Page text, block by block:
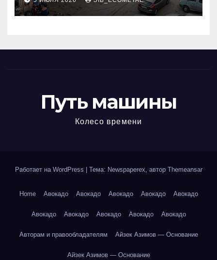
МКАД
Путь машины
Колесо времени
Работает на WordPress Тема: Newspaperex, автор Themeansar
Home Авокадо Авокадо Авокадо Авокадо Авокадо
Авокадо Авокадо Авокадо Авокадо Авокадо
Авторам и правообладателям Айзек Азимов — Основание
Айзек Азимов — Основание